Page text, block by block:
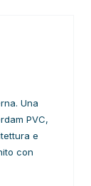
Una
PVC,
e
con